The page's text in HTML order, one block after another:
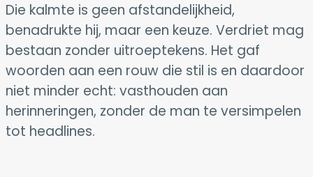
Die kalmte is geen afstandelijkheid,
benadrukte hij, maar een keuze. Verdriet mag
bestaan zonder uitroeptekens. Het gaf
woorden aan een rouw die stil is en daardoor
niet minder echt: vasthouden aan
herinneringen, zonder de man te versimpelen
tot headlines.